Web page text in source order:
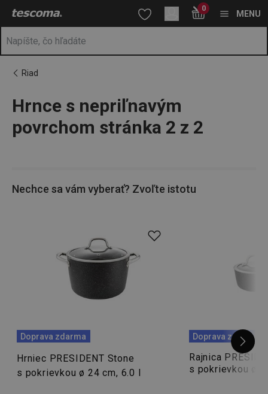
Nachádzate sa na stránke Hrnce s nepriľnavým povrchom
Prejsť na hlavný obsah
Prejsť na vyhľadávanie
Prejsť na navigáciu 0
MENU
Riad
Hrnce s nepriľnavým
povrchom stránka 2 z 2
Nechce sa vám vyberať? Zvoľte istotu
Doprava zdarma
Hrniec PRESIDENT Stone
s pokrievkou ø 24 cm, 6.0 l
Doprava zdarma
Rajnica
s pokrievkou ø